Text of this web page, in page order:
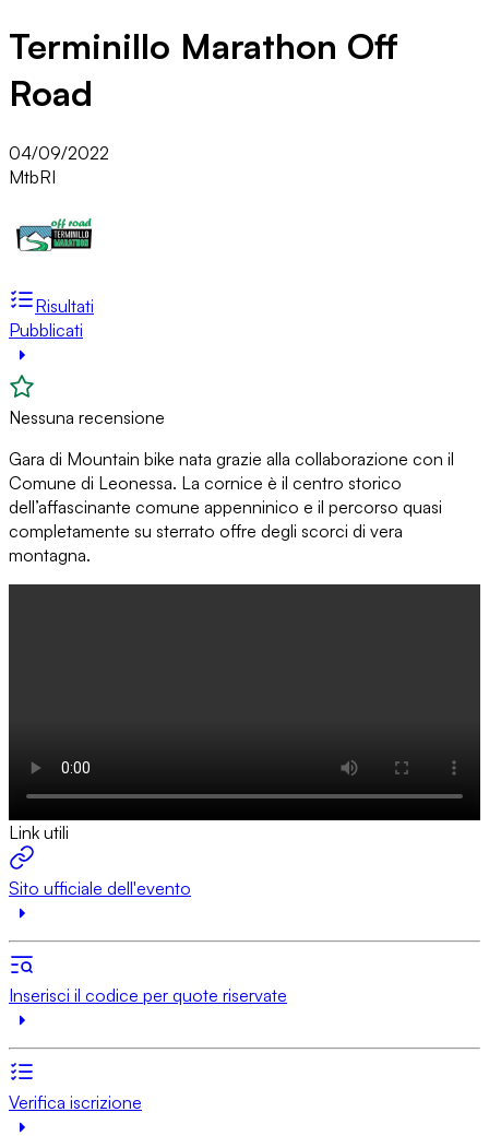
Terminillo Marathon Off
Road
04/09/2022
MtbRI
Risultati
Pubblicati
Nessuna recensione
Gara di Mountain bike nata grazie alla collaborazione con il
Comune di Leonessa. La cornice è il centro storico
dell’affascinante comune appenninico e il percorso quasi
completamente su sterrato offre degli scorci di vera
montagna.
Link utili
Sito ufficiale dell'evento
Inserisci il codice per quote riservate
Verifica iscrizione